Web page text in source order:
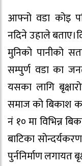
आफ्नो वडा कोइ
नदिने उहाले
मुनिको पानीको
सम्पुर्ण वडा का
यसका लागि
समाज को बिकाश
नं १० मा विभिन्न
बाटिका
पुर्ननिर्माण लगायत